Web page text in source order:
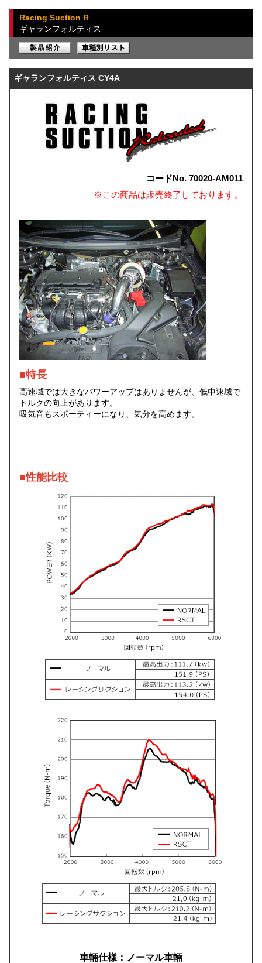
Racing Suction R
ギャランフォルティス
ギャランフォルティス CY4A
コードNo. 70020-AM011
※この商品は販売終了しております。
■特長
高速域では大きなパワーアップはありませんが、低中速域で
トルクの向上があります。
吸気音もスポーティーになり、気分を高めます。
■性能比較
車輛仕様：ノーマル車輛